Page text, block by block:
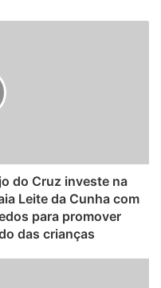
do Cruz investe na
Leite da Cunha com
para promover
das crianças